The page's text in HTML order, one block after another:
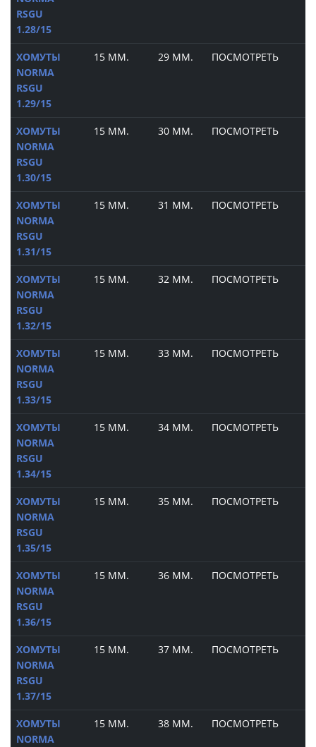
RSGU
1.28/15
ХОМУТЫ
NORMA
RSGU
1.29/15
15 ММ. 29 ММ. ПОСМОТРЕТЬ
ХОМУТЫ
NORMA
RSGU
1.30/15
15 ММ. 30 ММ. ПОСМОТРЕТЬ
ХОМУТЫ
NORMA
RSGU
1.31/15
15 ММ. 31 ММ. ПОСМОТРЕТЬ
ХОМУТЫ
NORMA
RSGU
1.32/15
15 ММ. 32 ММ. ПОСМОТРЕТЬ
ХОМУТЫ
NORMA
RSGU
1.33/15
15 ММ. 33 ММ. ПОСМОТРЕТЬ
ХОМУТЫ
NORMA
RSGU
1.34/15
15 ММ. 34 ММ. ПОСМОТРЕТЬ
ХОМУТЫ
NORMA
RSGU
1.35/15
15 ММ. 35 ММ. ПОСМОТРЕТЬ
ХОМУТЫ
NORMA
RSGU
1.36/15
15 ММ. 36 ММ. ПОСМОТРЕТЬ
ХОМУТЫ
NORMA
RSGU
1.37/15
15 ММ. 37 ММ. ПОСМОТРЕТЬ
ХОМУТЫ
NORMA
15 ММ. 38 ММ. ПОСМОТРЕТЬ